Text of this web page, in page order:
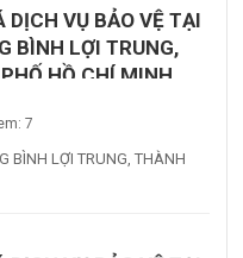
DỊCH VỤ BẢO VỆ TẠI
BÌNH LỢI TRUNG,
HỒ CHÍ MINH
7
BÌNH LỢI TRUNG, THÀNH